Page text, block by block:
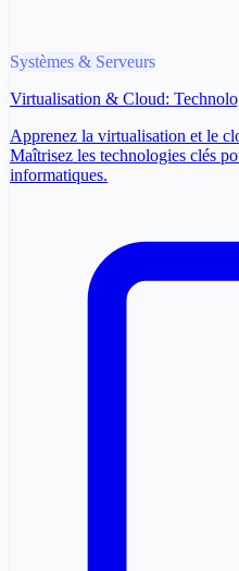
Systèmes & Serveurs
Virtualisation & Cloud:
Apprenez la virtualisation et le
Maîtrisez les technologies clés
informatiques.